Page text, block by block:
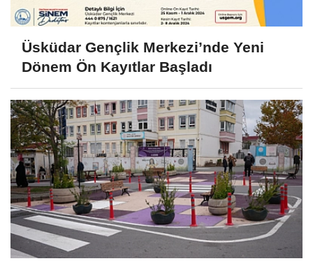
Üsküdar Gençlik Merkezi’nde Yeni
Dönem Ön Kayıtlar Başladı